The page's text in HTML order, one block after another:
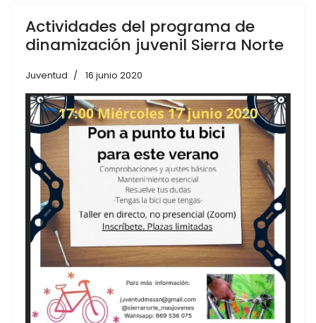
Actividades del programa de
dinamización juvenil Sierra Norte
Juventud 16 junio 2020